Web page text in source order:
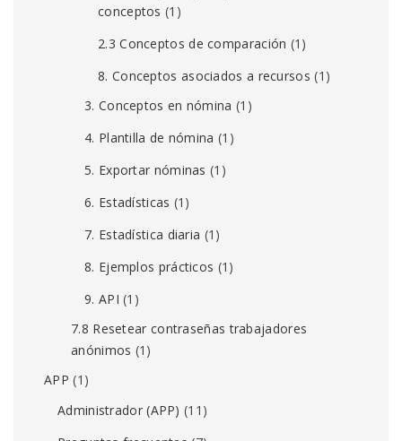
conceptos (1)
2.3 Conceptos de comparación (1)
8. Conceptos asociados a recursos (1)
3. Conceptos en nómina (1)
4. Plantilla de nómina (1)
5. Exportar nóminas (1)
6. Estadísticas (1)
7. Estadística diaria (1)
8. Ejemplos prácticos (1)
9. API (1)
7.8 Resetear contraseñas trabajadores
anónimos (1)
APP (1)
Administrador (APP) (11)